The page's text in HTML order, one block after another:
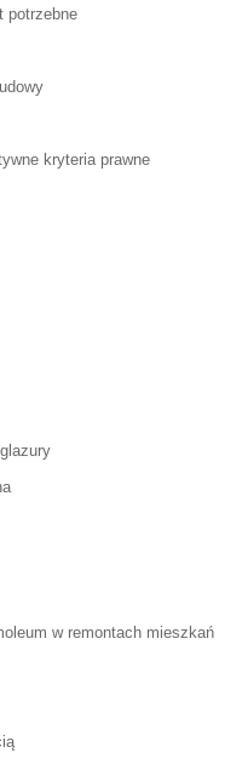
potrzebne
kryteria prawne
w remontach mieszkań